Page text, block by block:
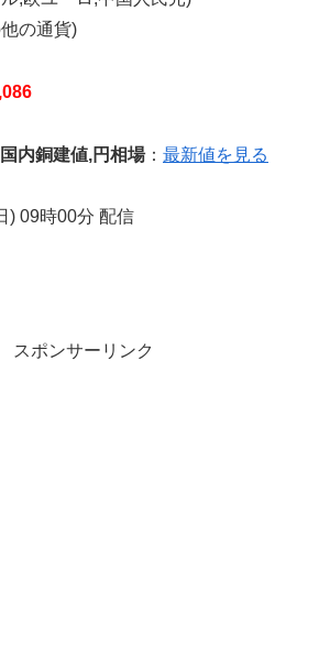
の通貨)
内銅建値,円相場： 最新値を見る
) 09時00分 配信
スポンサーリンク